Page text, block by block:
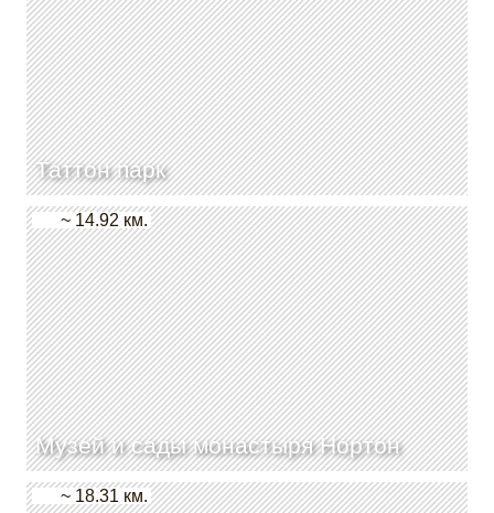
Таттон парк
Музей и сады монастыря Нортон
~ 14.92 км.
~ 18.31 км.